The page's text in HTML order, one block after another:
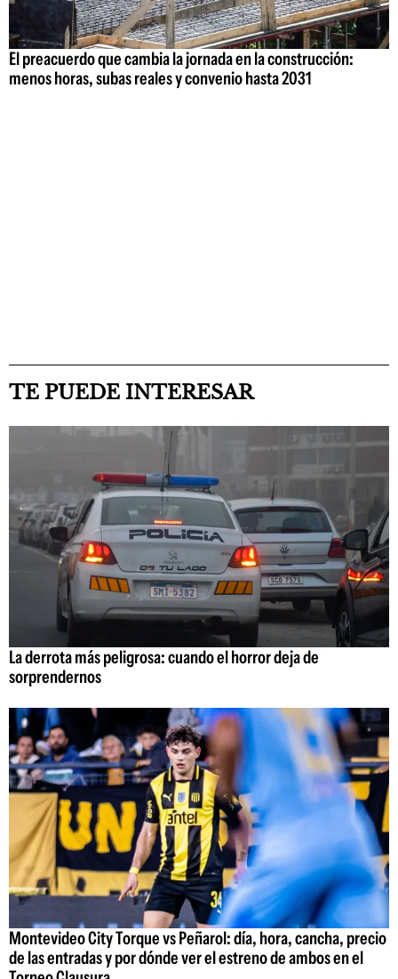
El preacuerdo que cambia la jornada en la construcción:
menos horas, subas reales y convenio hasta 2031
TE PUEDE INTERESAR
La derrota más peligrosa: cuando el horror deja de
sorprendernos
Montevideo City Torque vs Peñarol: día, hora, cancha, precio
de las entradas y por dónde ver el estreno de ambos en el